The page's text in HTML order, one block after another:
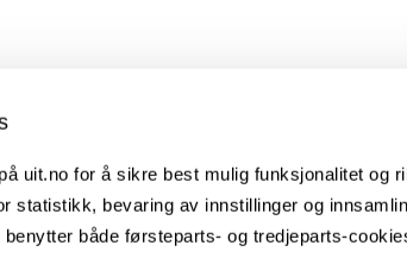
uit.no for å sikre best mulig funksjonalitet og
statistikk, bevaring av innstillinger og
både førsteparts- og tredjeparts-